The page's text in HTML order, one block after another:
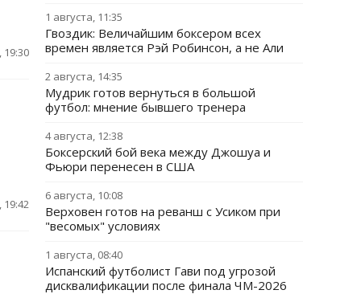
19:30
19:42
1 августа, 11:35
Гвоздик: Величайшим боксером всех
времен является Рэй Робинсон, а не Али
2 августа, 14:35
Мудрик готов вернуться в большой
футбол: мнение бывшего тренера
4 августа, 12:38
Боксерский бой века между Джошуа и
Фьюри перенесен в США
6 августа, 10:08
Верховен готов на реванш с Усиком при
"весомых" условиях
1 августа, 08:40
Испанский футболист Гави под угрозой
дисквалификации после финала ЧМ-2026